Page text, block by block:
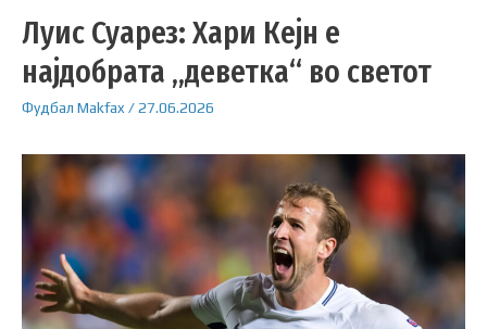
Луис Суарез: Хари Кејн е
најдобрата „деветка“ во светот
Фудбал Makfax /27.06.2026